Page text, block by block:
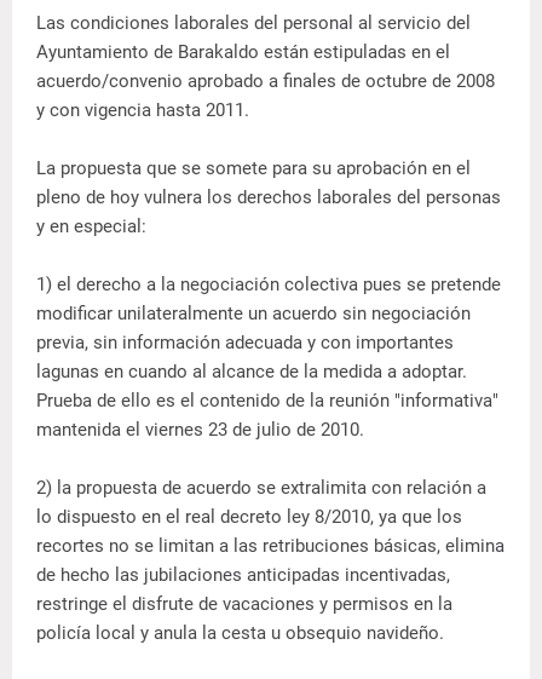
Las condiciones laborales del personal al servicio del
Ayuntamiento de Barakaldo están estipuladas en el
acuerdo/convenio aprobado a finales de octubre de 2008
y con vigencia hasta 2011.
La propuesta que se somete para su aprobación en el
pleno de hoy vulnera los derechos laborales del personas
y en especial:
1) el derecho a la negociación colectiva pues se pretende
modificar unilateralmente un acuerdo sin negociación
previa, sin información adecuada y con importantes
lagunas en cuando al alcance de la medida a adoptar.
Prueba de ello es el contenido de la reunión "informativa"
mantenida el viernes 23 de julio de 2010.
2) la propuesta de acuerdo se extralimita con relación a
lo dispuesto en el real decreto ley 8/2010, ya que los
recortes no se limitan a las retribuciones básicas, elimina
de hecho las jubilaciones anticipadas incentivadas,
restringe el disfrute de vacaciones y permisos en la
policía local y anula la cesta u obsequio navideño.